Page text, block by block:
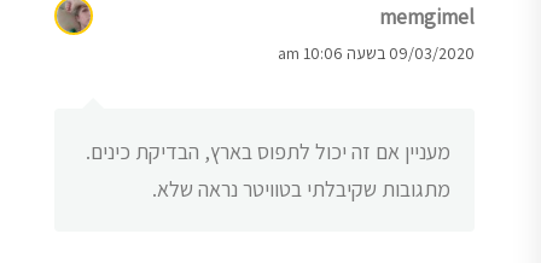
memgimel
09/03/2020 בשעה 10:06 am
מעניין אם זה יכול לתפוס בארץ, הבדיקת כינים.
מתגובות שקיבלתי בטוויטר נראה שלא.